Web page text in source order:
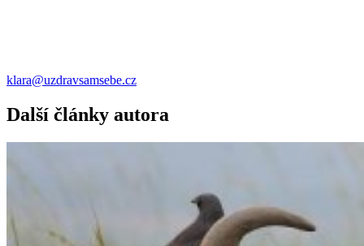
klara@uzdravsamsebe.cz
Další články autora